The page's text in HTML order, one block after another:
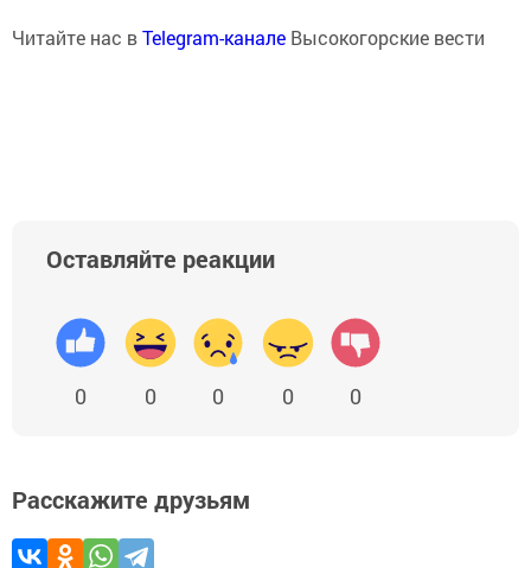
Читайте нас вTelegram-канале Высокогорские вести
Оставляйте реакции
0 0 0 0 0
Расскажите друзьям